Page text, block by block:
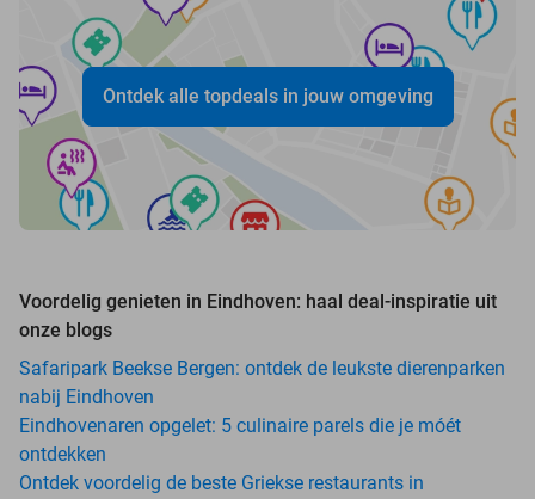
Ontdek alle topdeals in jouw omgeving
Voordelig genieten in Eindhoven: haal deal-inspiratie uit
onze blogs
Safaripark Beekse Bergen: ontdek de leukste dierenparken
nabij Eindhoven
Eindhovenaren opgelet: 5 culinaire parels die je móét
ontdekken
Ontdek voordelig de beste Griekse restaurants in